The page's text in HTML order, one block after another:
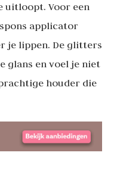
uitloopt. Voor een
applicator
je lippen. De glitters
glans en voel je niet
houder die